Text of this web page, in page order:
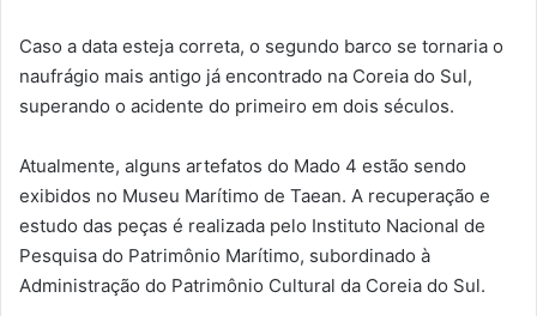
Caso a data esteja correta, o segundo barco se tornaria o
naufrágio mais antigo já encontrado na Coreia do Sul,
superando o acidente do primeiro em dois séculos.
Atualmente, alguns artefatos do Mado 4 estão sendo
exibidos no Museu Marítimo de Taean. A recuperação e
estudo das peças é realizada pelo Instituto Nacional de
Pesquisa do Patrimônio Marítimo, subordinado à
Administração do Patrimônio Cultural da Coreia do Sul.